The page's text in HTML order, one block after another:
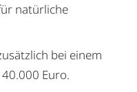
natürliche
bei einem
Euro.